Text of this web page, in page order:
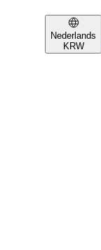
Nederlands
KRW